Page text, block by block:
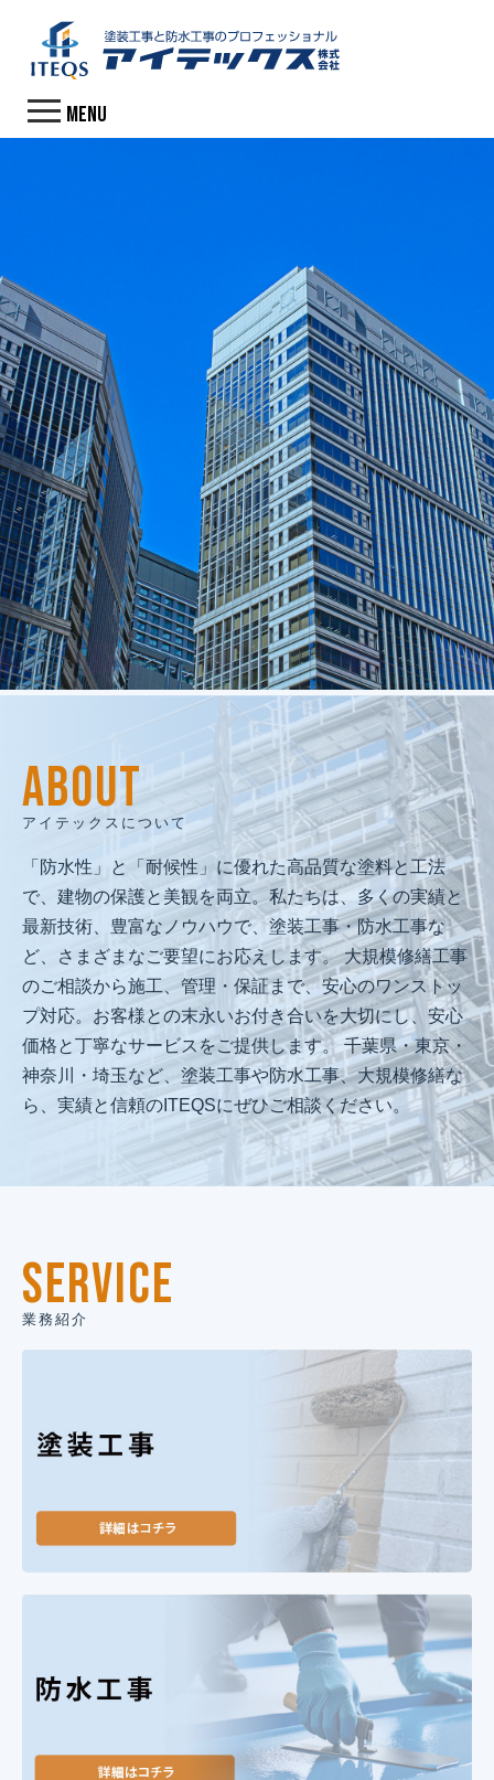
建物再生で
技術と品質で人と地域の未来を守る
「建物再生のプロフェッショナル」として、
社会に必要とされ続ける企業を目指します。
ABOUT
アイテックスについて
「防水性」と「耐候性」に優れた高品質な塗料と工法
で、建物の保護と美観を両立。私たちは、多くの実績と
最新技術、豊富なノウハウで、塗装工事・防水工事な
ど、さまざまなご要望にお応えします。 大規模修繕工事
のご相談から施工、管理・保証まで、安心のワンストッ
プ対応。お客様との末永いお付き合いを大切にし、安心
価格と丁寧なサービスをご提供します。 千葉県・東京・
神奈川・埼玉など、塗装工事や防水工事、大規模修繕な
ら、実績と信頼のITEQSにぜひご相談ください。
SERVICE
業務紹介